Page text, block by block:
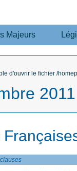
Majeurs
d'ouvrir le fichier /
2011